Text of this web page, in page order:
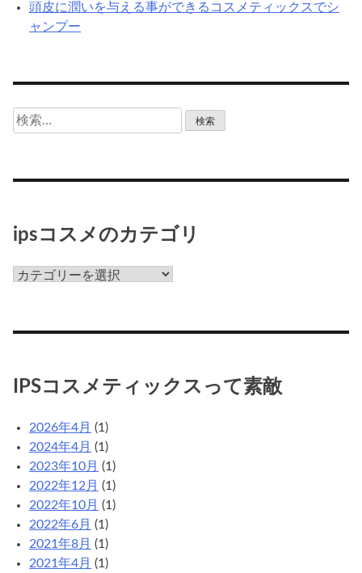
頭皮に潤いを与える事ができるコスメティックスでシ
ャンプー
検
索:
ipsコスメのカテゴリ
ips
メ
テ
リ
IPSコスメティックスって素敵
2026年4月 (1)
2024年4月 (1)
2023年10月 (1)
2022年12月 (1)
2022年10月 (1)
2022年6月 (1)
2021年8月 (1)
2021年4月 (1)